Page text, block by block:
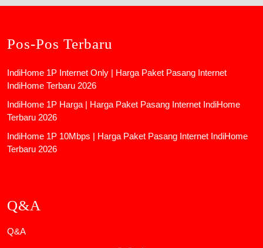
Pos-Pos Terbaru
IndiHome 1P Internet Only | Harga Paket Pasang Internet
IndiHome Terbaru 2026
IndiHome 1P Harga | Harga Paket Pasang Internet IndiHome
Terbaru 2026
IndiHome 1P 10Mbps | Harga Paket Pasang Internet IndiHome
Terbaru 2026
Q&A
Q&A